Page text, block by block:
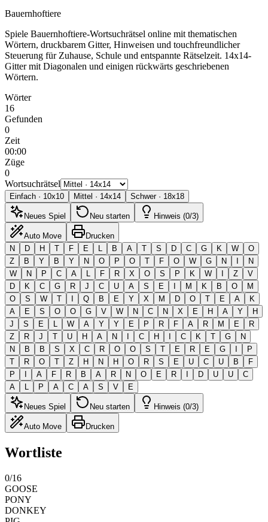
Bauernhoftiere
Spiele Bauernhoftiere-Wortsuchrätsel online mit thematischen
Wörtern, druckbarem Gitter, Hinweisen und touchfreundlicher
Steuerung für Zuhause, Schule und entspannte Rätselzeit. 14x14-
Gitter mit Diagonalen und einigen rückwärts geschriebenen
Wörtern.
Wörter
16
Gefunden
0
Zeit
00:00
Züge
0
Wortsuchrätsel
Einfach · 10x10 Mittel · 14x14 Schwer· 18x18
Neues Spiel Neu starten Hinweis (0/3)
Auto Move
Drucken
N
D H T F E L B A T S D C G K W
O
Z
B Y B Y N O P O T F O W G N I
N
W
N P C A L F R X O S P K W I Z
V
D
K C G R J C U A S E I M K B O
M
O
S W T I Q B E Y X M D O T E A
K
A
E S O O G V W N C N X E H A Y
H
J
S E L W A Y Y E P R F A R M E
R
Z
R J T U H A N I C H I C K T G
N
N
B B S X C R O O S T E R E G I
P
T
R O T Z H N H O R S E U C U B
F
P
I A F R B A R N O E R I D U U
C
A
L P A C A S V E
Neues Spiel Neu starten Hinweis (0/3)
Auto Move Drucken
Wortliste
0/16
GOOSE
PONY
DONKEY